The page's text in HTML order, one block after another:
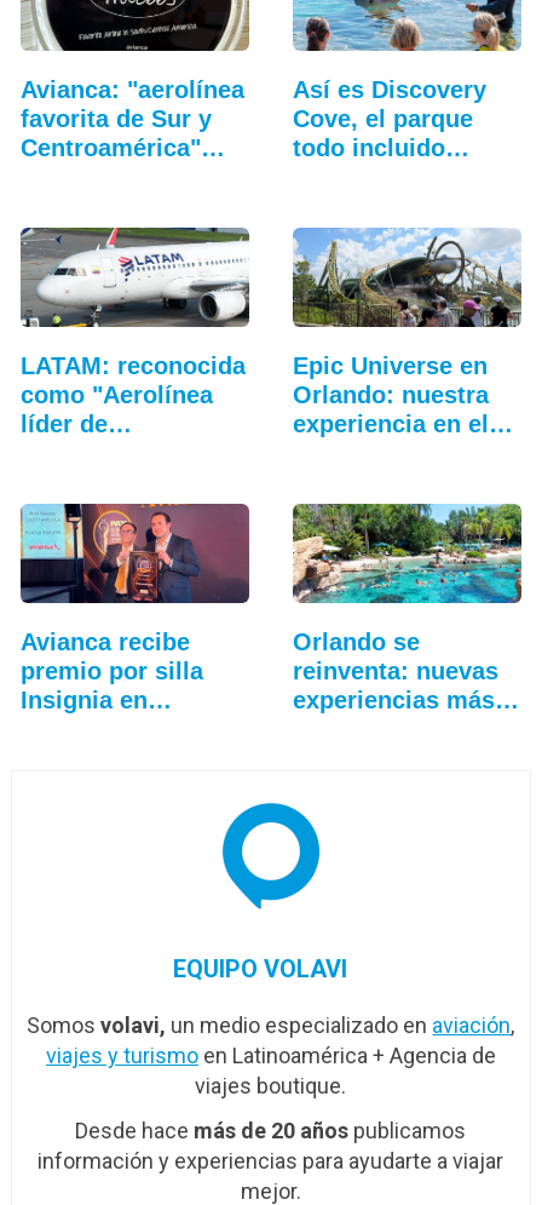
Avianca: "aerolínea
favorita de Sur y
Centroamérica"…
Así es Discovery
Cove, el parque
todo incluido
LATAM: reconocida
como "Aerolínea
líder de
Epic Universe en
Orlando: nuestra
experiencia en el…
Avianca recibe
premio por silla
Insignia en
Orlando se
reinventa: nuevas
experiencias más
EQUIPO VOLAVI
Somosvolavi, un medio especializado en aviación,
viajes y turismoen Latinoamérica + Agencia de
viajes boutique.
Desde hace más de 20 años publicamos
información y experiencias para ayudarte a viajar
mejor.